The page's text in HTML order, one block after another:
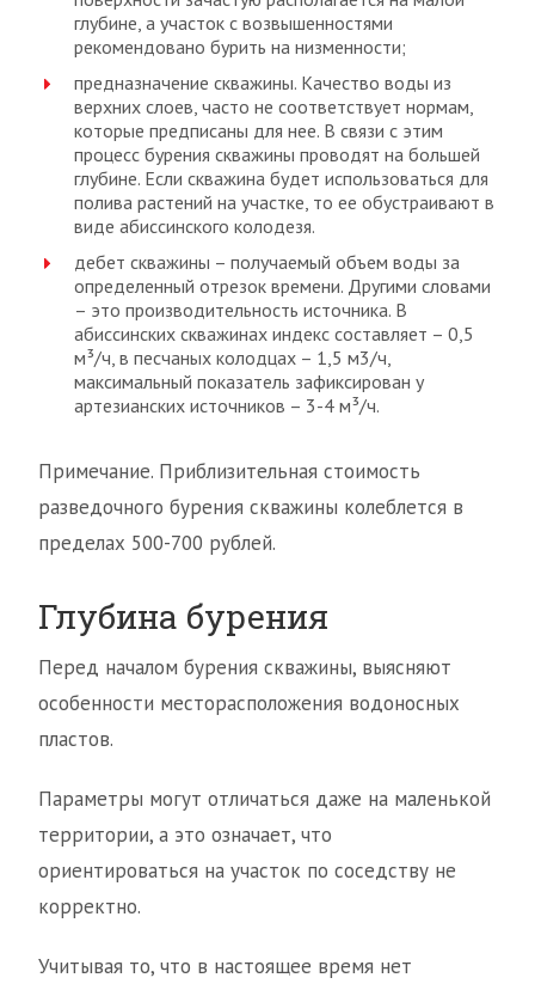
глубине, а участок с возвышенностями
рекомендовано бурить на низменности;
предназначение скважины. Качество воды из
верхних слоев, часто не соответствует нормам,
которые предписаны для нее. В связи с этим
процесс бурения скважины проводят на большей
глубине. Если скважина будет использоваться для
полива растений на участке, то ее обустраивают в
виде абиссинского колодезя.
дебет скважины – получаемый объем воды за
определенный отрезок времени. Другими словами
– это производительность источника. В
абиссинских скважинах индекс составляет – 0,5
м³/ч, в песчаных колодцах – 1,5 м3/ч,
максимальный показатель зафиксирован у
артезианских источников – 3-4 м³/ч.
Примечание. Приблизительная стоимость
разведочного бурения скважины колеблется в
пределах 500-700 рублей.
Глубина бурения
Перед началом бурения скважины, выясняют
особенности месторасположения водоносных
пластов.
Параметры могут отличаться даже на маленькой
территории, а это означает, что
ориентироваться на участок по соседству не
корректно.
Учитывая то, что в настоящее время нет